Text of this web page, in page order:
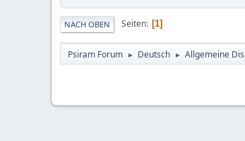
NACH OBEN Seiten 1
Psiram Forum ► Deutsch ► Allgemeine